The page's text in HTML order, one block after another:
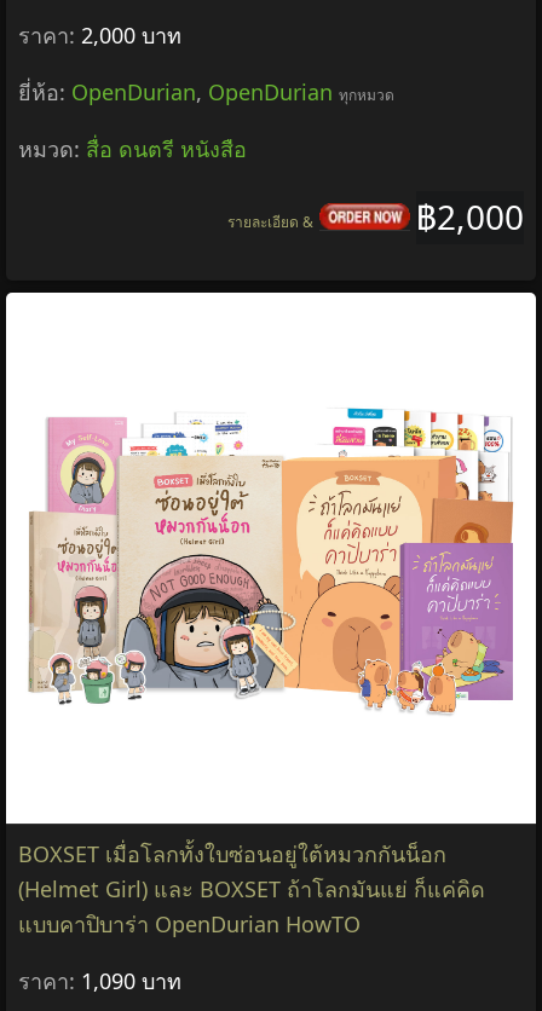
ราคา: 2,000 บาท
ยี่ห้อ: OpenDurian, OpenDurian ทุกหมวด
หมวด: สื่อ ดนตรี หนังสือ
฿2,000
รายละเอียด &
BOXSET เมื่อโลกทั้งใบซ่อนอยู่ใต้หมวกกันน็อก
(Helmet Girl) และ BOXSET ถ้าโลกมันแย่ ก็แค่คิด
แบบคาปิบาร่า OpenDurian HowTO
ราคา: 1,090 บาท